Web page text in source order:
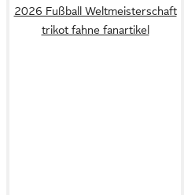
2026 Fußball Weltmeisterschaft
trikot fahne fanartikel